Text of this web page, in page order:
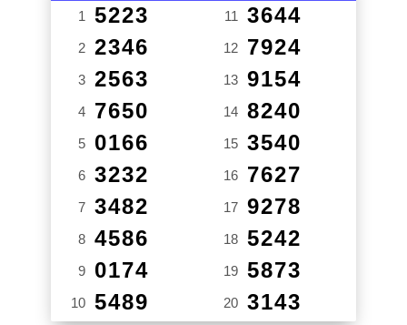
1 5223
2 2346
3 2563
4 7650
5 0166
6 3232
7 3482
8 4586
9 0174
10 5489
11 3644
12 7924
13 9154
14 8240
15 3540
16 7627
17 9278
18 5242
19 5873
20 3143